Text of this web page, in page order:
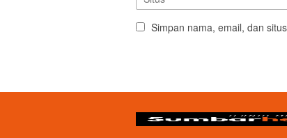
Simpan nama, email, dan